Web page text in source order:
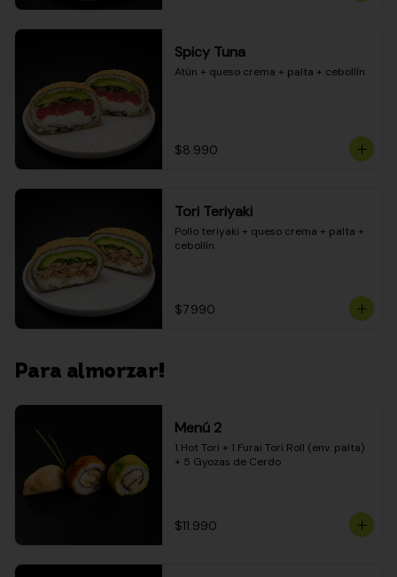
Spicy Tuna
Atún + queso crema + palta + cebollín
$8.990
Tori Teriyaki
Pollo teriyaki + queso crema + palta +
cebollín
$7.990
Para almorzar!
Menú 2
1 Hot Tori + 1 Furai Tori Roll (env. palta)
+ 5 Gyozas de Cerdo
$11.990